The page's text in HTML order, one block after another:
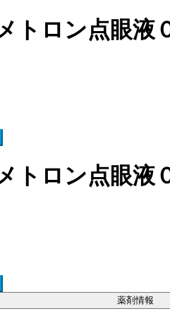
トロン点眼液
トロン点眼液
薬剤情報